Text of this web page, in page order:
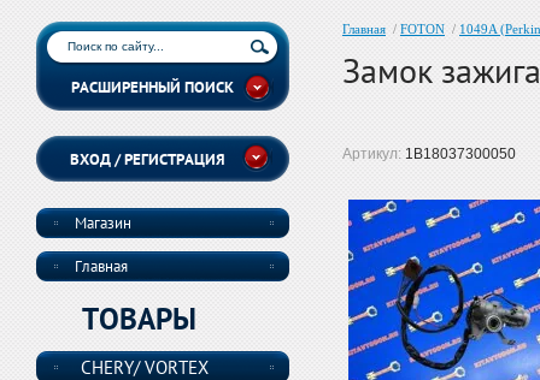
Главная / FOTON / 1049A
Замок
Артикул: 1B18037300050
РАСШИРЕННЫЙ ПОИСК
ВХОД / РЕГИСТРАЦИЯ
Магазин
Главная
ТОВАРЫ
CHERY/ VORTEX